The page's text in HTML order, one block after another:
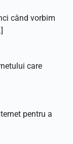
când vorbim
care
pentru a